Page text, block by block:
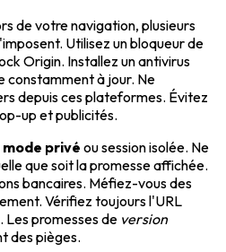
de votre navigation, plusieurs
Utilisez un bloqueur de
Origin. Installez un antivirus
à jour. Ne
depuis ces plateformes. Évitez
up et publicités.
mode privé ou session isolée. Ne
que soit la promesse affichée.
bancaires. Méfiez-vous des
Vérifiez toujours l'URL
promesses de version
des pièges.